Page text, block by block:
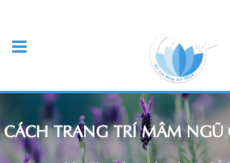
CÁCH TRANG TRÍ MÂM NGŨ